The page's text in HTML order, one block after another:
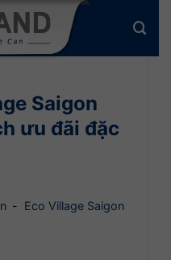
Saigon
ưu đãi đặc
- Eco Village Saigon